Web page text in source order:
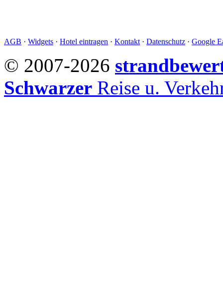
AGB · Widgets · Hotel eintragen · Kontakt · Datenschutz · Google
© 2007-2026
Schwarzer Reise u.